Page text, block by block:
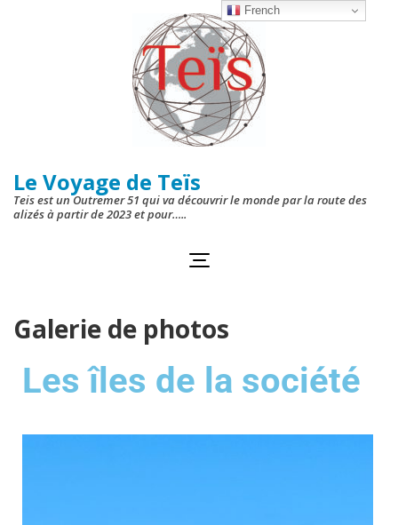
Le Voyage de Teïs
Teis est un Outremer 51 qui va découvrir le monde par la route des
alizés à partir de 2023 et pour…..
Galerie de photos
Les îles de la société
French